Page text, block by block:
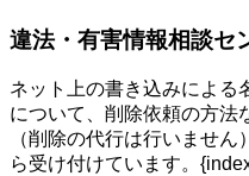
違法・有害情報相談セ
ネット上の書き込みによる
について、削除依頼の方法
（削除の代行は行いませ
ら受け付けています。